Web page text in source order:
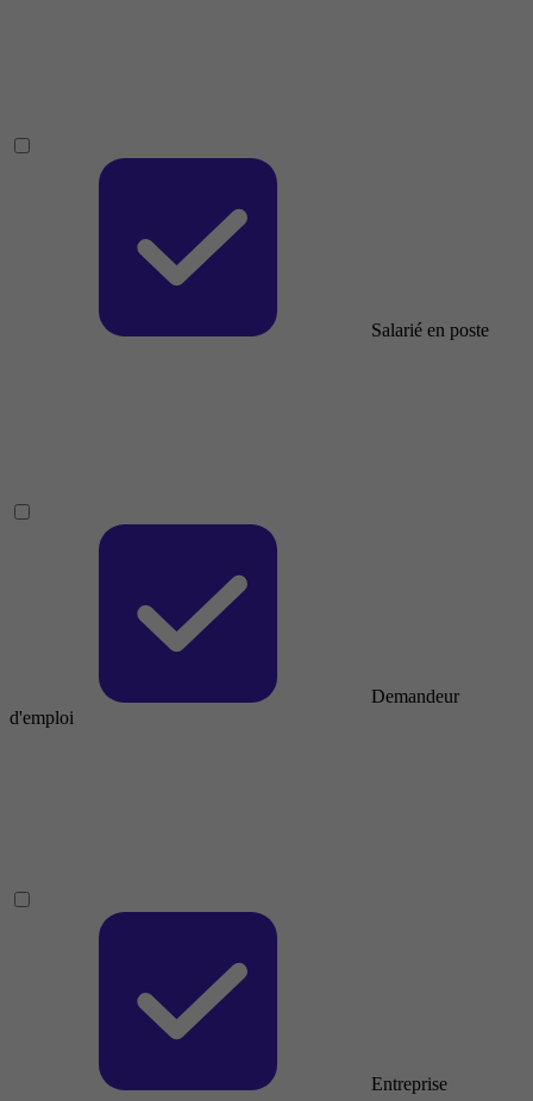
Salarié en poste
Demandeur
d'emploi
Entreprise